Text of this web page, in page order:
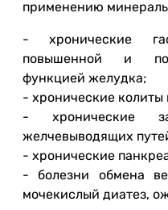
применению
- хронические
повышенной и
функцией желудка;
- хронические колиты
- хронические
желчевыводящих
- хронические
- болезни обмена
мочекислый диатез,